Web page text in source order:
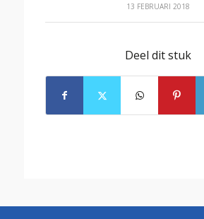
13 FEBRUARI 2018
Deel dit stuk